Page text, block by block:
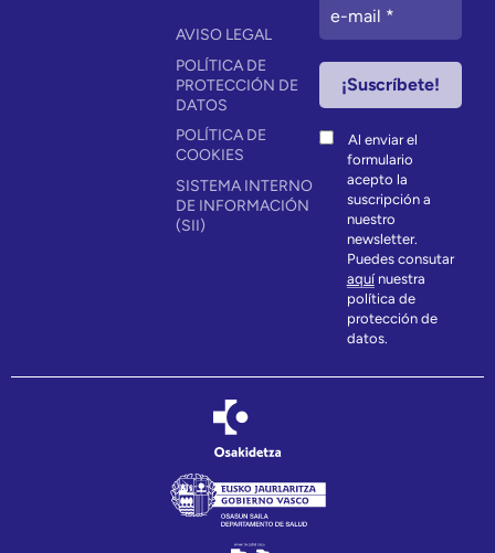
AVISO LEGAL
POLÍTICA DE
PROTECCIÓN DE
DATOS
POLÍTICA DE
COOKIES
SISTEMA INTERNO
DE INFORMACIÓN
(SII)
Al enviar el
formulario
acepto la
suscripción a
nuestro
newsletter.
Puedes consutar
aquínuestra
política de
protección de
datos.